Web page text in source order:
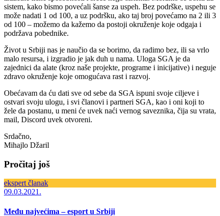
sistem, kako bismo povećali šanse za uspeh. Bez podrške, uspehu se
može nadati 1 od 100, a uz podršku, ako taj broj povećamo na 2 ili 3
od 100 – možemo da kažemo da postoji okruženje koje odgaja i
podržava pobednike.
Život u Srbiji nas je naučio da se borimo, da radimo bez, ili sa vrlo
malo resursa, i izgradio je jak duh u nama. Uloga SGA je da
zajednici da alate (kroz naše projekte, programe i inicijative) i neguje
zdravo okruženje koje omogućava rast i razvoj.
Obećavam da ću dati sve od sebe da SGA ispuni svoje ciljeve i
ostvari svoju ulogu, i svi članovi i partneri SGA, kao i oni koji to
žele da postanu, u meni će uvek naći vernog saveznika, čija su vrata,
mail, Discord uvek otvoreni.
Srdačno,
Mihajlo Džaril
Pročitaj još
ekspert članak
09.03.2021.
Među najvećima – esport u Srbiji